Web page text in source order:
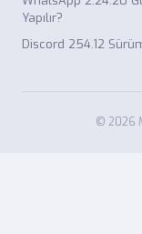
Yapılır?
Discord 254.12
© 2026